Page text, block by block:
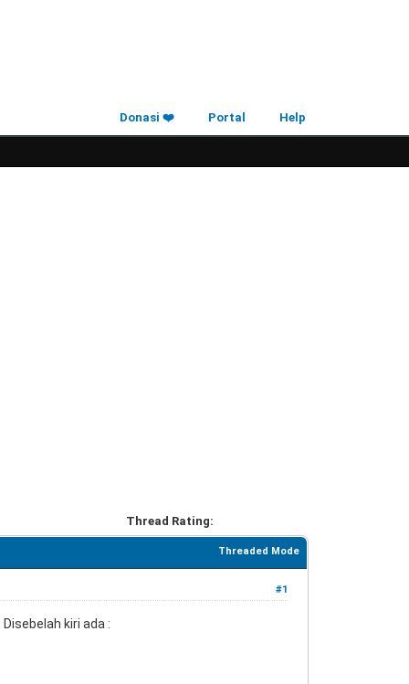
Donasi ❤️ Portal Help
Thread Rating:
Threaded Mode
#1
kiri ada :